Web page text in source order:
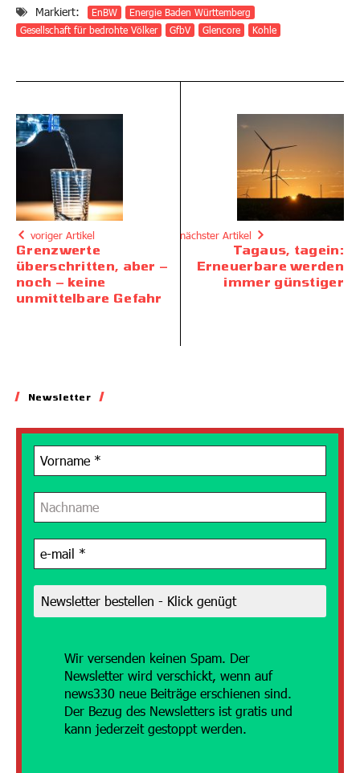
Markiert: EnBW
Energie Baden Württemberg
Gesellschaft für bedrohte Völker
GfbV Glencore Kohle
voriger Artikel
Grenzwerte
überschritten, aber –
noch – keine
unmittelbare Gefahr
nächster Artikel
Tagaus, tagein:
Erneuerbare werden
immer günstiger
Newsletter
Wir versenden keinen Spam. Der
Newsletter wird verschickt, wenn auf
news330 neue Beiträge erschienen sind.
Der Bezug des Newsletters ist gratis und
kann jederzeit gestoppt werden.